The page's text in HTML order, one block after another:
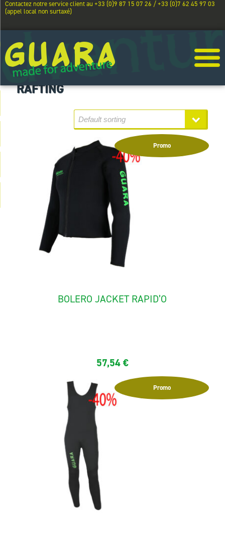
Contactez notre service client au +33 (0)9 87 15 07 26 / +33 (0)7 62 45 97 03
(appel local non surtaxé)
RAFTING
Promo
BOLERO JACKET RAPID’O
57,54€
Promo